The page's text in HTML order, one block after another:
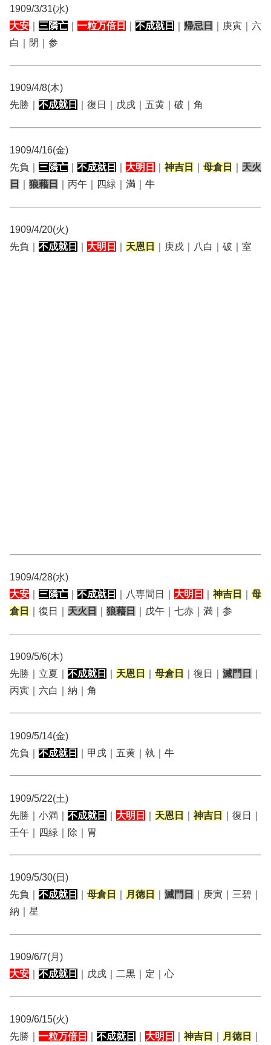
1909/3/31(水)
大安
三隣亡 一粒万倍日 不成就日 帰忌日
｜庚寅｜六
白｜閉｜参
1909/4/8(木)
先勝｜ 不成就日 ｜復日｜戊戌｜五黄｜破｜角
1909/4/16(金)
先負｜ 三隣亡 不成就日 大明日 神吉日 母倉日
天火
日
狼藉日 ｜丙午｜四緑｜満｜牛
1909/4/20(火)
先負｜ 不成就日 大明日 天恩日 ｜庚戌｜八白｜破｜室
1909/4/28(水)
大安
三隣亡 不成就日 ｜八専間日｜ 大明日 神吉日
母
倉日
｜復日｜ 天火日 狼藉日 ｜戊午｜七赤｜満｜参
1909/5/6(木)
先勝｜立夏｜ 不成就日 天恩日 母倉日 ｜復日｜ 滅門日
丙寅｜六白｜納｜角
1909/5/14(金)
先負｜ 不成就日 ｜甲戌｜五黄｜執｜牛
1909/5/22(土)
先勝｜小満｜ 不成就日 大明日 天恩日 神吉日
｜復日｜
壬午｜四緑｜除｜胃
1909/5/30(日)
先負｜ 不成就日 母倉日 月徳日 滅門日
｜庚寅｜三碧｜
納｜星
1909/6/7(月)
大安
不成就日 ｜戊戌｜二黒｜定｜心
1909/6/15(火)
先勝｜ 一粒万倍日 不成就日 大明日 神吉日 月徳日